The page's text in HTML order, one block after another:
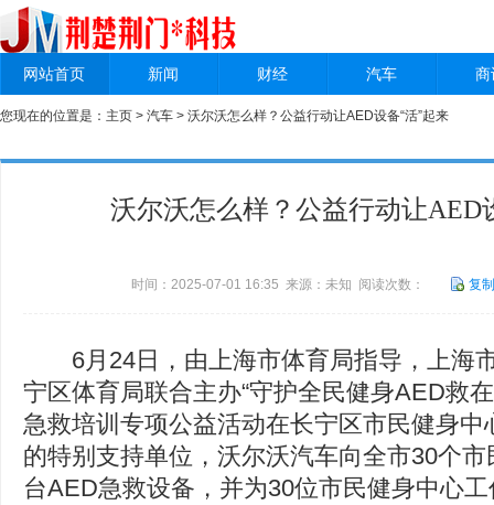
网站首页 新闻 财经 汽车
您现在的位置是： 主页 > 汽车 > 沃尔沃怎么样？公益行动让AED设备“活”起来
沃尔沃怎么样？公益行动让AED
时间：2025-07-01 16:35 来源：未知 阅读次数： 复
6月24日，由上海市体育局指导，上海
宁区体育局联合主办“守护全民健身AED救
急救培训专项公益活动在长宁区市民健身
的特别支持单位，沃尔沃汽车向全市30个
台AED急救设备，并为30位市民健身中心